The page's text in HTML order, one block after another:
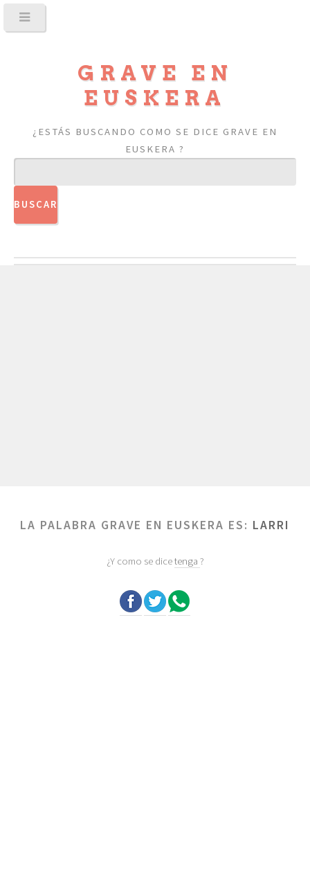
GRAVE EN
EUSKERA
¿ESTÁS BUSCANDO COMO SE DICE GRAVE EN
EUSKERA ?
LA PALABRA GRAVE EN EUSKERA ES: LARRI
¿Y como se dicetenga ?